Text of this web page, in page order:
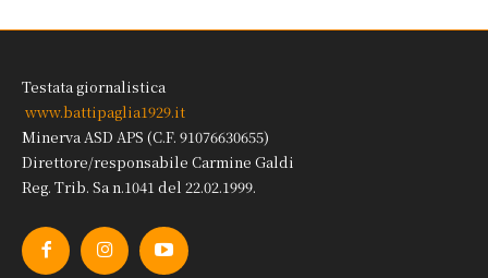
Testata giornalistica
www.battipaglia1929.it
Minerva ASD APS (C.F. 91076630655)
Direttore/responsabile Carmine Galdi
Reg. Trib. Sa n.1041 del 22.02.1999.